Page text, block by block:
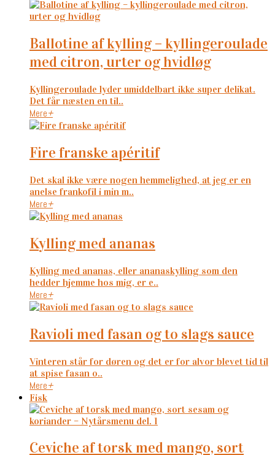
ballotine af kylling – kyllingeroulade
med citron, urter og hvidløg
Kyllingeroulade lyder umiddelbart ikke super delikat.
Det får næsten en til..
Mere+
fire franske apéritif
Det skal ikke være nogen hemmelighed, at jeg er en
anelse frankofil i min m..
Mere+
kylling med ananas
Kylling med ananas, eller ananaskylling som den
hedder hjemme hos mig, er e..
Mere+
ravioli med fasan og to slags sauce
Vinteren står for døren og det er for alvor blevet tid til
at spise fasan o..
Mere+
Fisk
ceviche af torsk med mango, sort